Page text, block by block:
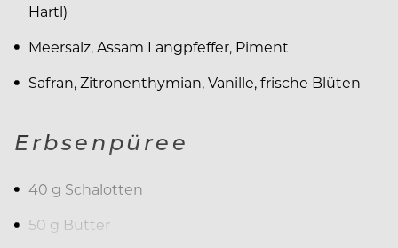
Hartl)
Meersalz, Assam Langpfeffer, Piment
Safran, Zitronenthymian, Vanille, frische Blüten
Erbsenpüree
40 g Schalotten
50 g Butter